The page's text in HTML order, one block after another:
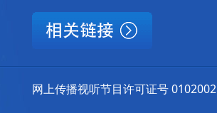
网上传播视听节目许可证号 0102002